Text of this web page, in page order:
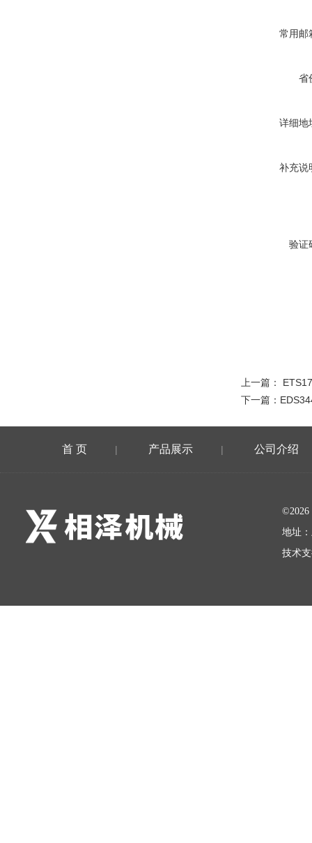
常用邮
省
详细地
补充说
验证
上一篇：
下一篇：
首 页 | 产品展示 | 公司介绍
地址
技术